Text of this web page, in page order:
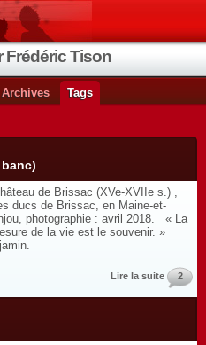
Frédéric Tison
Archives Tags
de Brissac (XVe-XVIIe s.) ,
ducs de Brissac, en Maine-et-
photographie : avril 2018. « La
de la vie est le souvenir. »
Lire la suite 2